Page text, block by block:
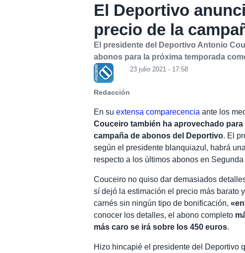
El Deportivo
precio de la
El presidente del Deportivo Antonio
abonos para la próxima temporada
Redacción
23 julio 2021 - 17:58
En suextensa comparecenciaante los
Couceiro también ha aprovechado
campaña de abonos del Deportivo. El
según el presidente blanquiazul, habrá
respecto a los últimos abonos en
Couceiro no quiso dar demasiados
sí dejó la estimación el precio más barato
carnés sin ningún tipo de bonificación,
conocer los detalles, el abono completo
más caro se irá sobre los 450 euros.
Hizo hincapié el presidente del Deportivo